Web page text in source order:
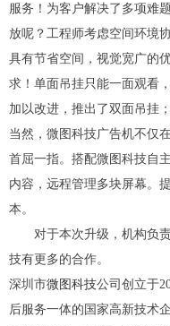
服务 ！为客户解决了多项难
放呢？工程师考虑空间环境
具有节省空间，视觉宽广的
求！单面吊挂只能一面观看
加以改进，推出了双面吊挂
当然， 微图科技广告机不仅
首屈一指。搭配微图科技自
内容，远程管理多块屏幕。
本。
对于本次升级， 机构负
技有更多的合作。
深圳市微图科技公司创立于
后服务一体的国家高新技术